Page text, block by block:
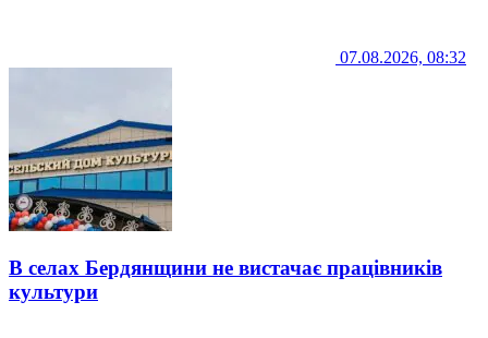
07.08.2026, 08:32
В селах Бердянщини не вистачає працівників
культури